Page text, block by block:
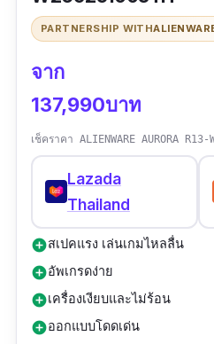
PARTNERSHIP WITH
จาก
137,990บาท
เช็คราคา ALIENWARE AURORA
Lazada
Thailand
add_circleสเปคแรง เล่นเกมไหลลื่น
add_circleอัพเกรดง่าย
add_circleเครื่องเงียบและไม่ร้อน
add_circleออกแบบโดดเด่น